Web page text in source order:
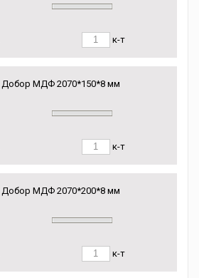
к-т
Добор МДФ 2070*150*8 мм
к-т
Добор МДФ 2070*200*8 мм
к-т